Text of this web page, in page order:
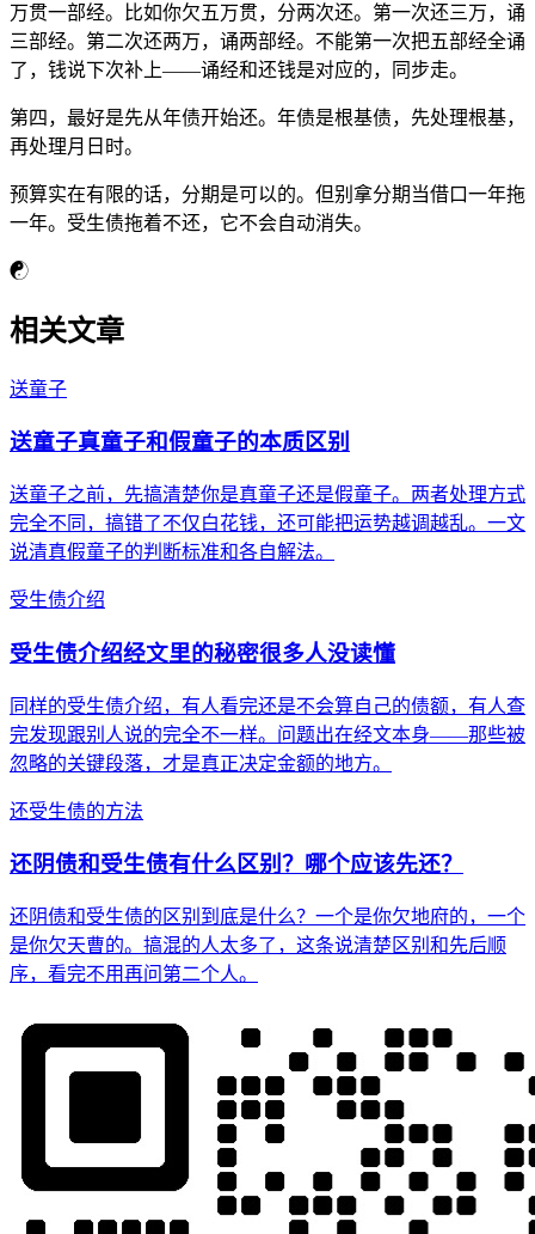
万贯一部经。比如你欠五万贯，分两次还。第一次还三万，诵
三部经。第二次还两万，诵两部经。不能第一次把五部经全诵
了，钱说下次补上——诵经和还钱是对应的，同步走。
第四，最好是先从年债开始还。年债是根基债，先处理根基，
再处理月日时。
预算实在有限的话，分期是可以的。但别拿分期当借口一年拖
一年。受生债拖着不还，它不会自动消失。
☯
相关文章
送童子
送童子真童子和假童子的本质区别
送童子之前，先搞清楚你是真童子还是假童子。两者处理方式
完全不同，搞错了不仅白花钱，还可能把运势越调越乱。一文
说清真假童子的判断标准和各自解法。
受生债介绍
受生债介绍经文里的秘密很多人没读懂
同样的受生债介绍，有人看完还是不会算自己的债额，有人查
完发现跟别人说的完全不一样。问题出在经文本身——那些被
忽略的关键段落，才是真正决定金额的地方。
还受生债的方法
还阴债和受生债有什么区别？哪个应该先还？
还阴债和受生债的区别到底是什么？一个是你欠地府的，一个
是你欠天曹的。搞混的人太多了，这条说清楚区别和先后顺
序，看完不用再问第二个人。